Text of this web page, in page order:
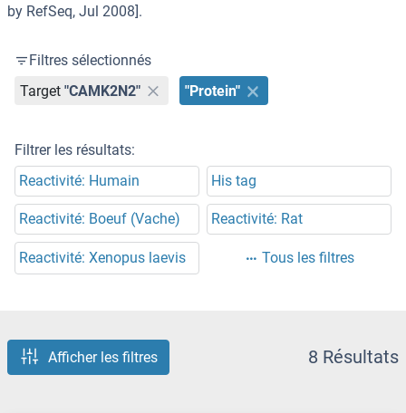
by RefSeq, Jul 2008].
Filtres sélectionnés
Target "CAMK2N2" "Protein"
Filtrer les résultats:
Reactivité: Humain
His tag
Reactivité: Boeuf (Vache) Reactivité: Rat
Reactivité: Xenopus laevis Tous les filtres
Afficher les filtres 8 Résultats